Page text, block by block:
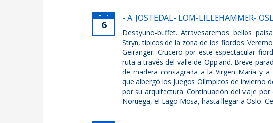
6
- A. JOSTEDAL- LOM-LILLEHAMMER-
Desayuno-buffet. Atravesaremos bellos
Stryn, típicos de la zona de los fiordos.
Geiranger. Crucero por este espectacular
ruta a través del valle de Oppland. Breve
de madera consagrada a la Virgen María y a
que albergó los Juegos Olímpicos de invierno
por su arquitectura. Continuación del viaje
Noruega, el Lago Mosa, hasta llegar a Oslo.